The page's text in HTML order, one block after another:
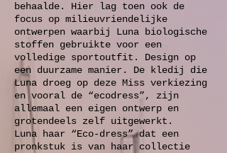
behaalde. Hier lag toen ook de
focus op milieuvriendelijke
ontwerpen waarbij Luna biologische
stoffen gebruikte voor een
volledige sportoutfit. Design op
een duurzame manier. De kledij die
Luna droeg op deze Miss verkiezing
en vooral de “ecodress”, zijn
allemaal een eigen ontwerp en
grotendeels zelf uitgewerkt.
Luna haar “Eco-dress” dat een
pronkstuk is van haar collectie